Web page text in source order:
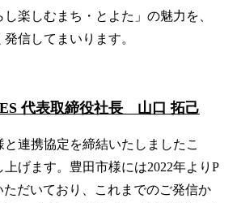
しむまち・とよた」の魅力を、
信してまいります。
代表取締役社長 山口 拓己
連携協定を締結いたしましたこ
げます。豊田市様には2022年よりP
ただいており、これまでのご発信か